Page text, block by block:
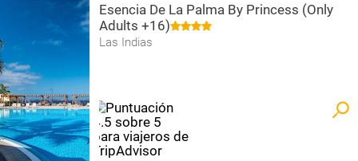
Esencia De La Palma By Princess (Only
Adults +16)
Las Indias